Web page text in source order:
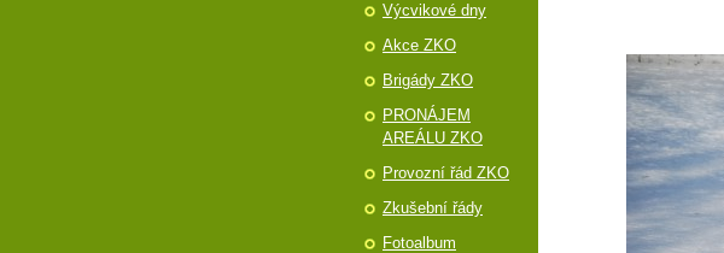
Výcvikové dny
Akce ZKO
Brigády ZKO
PRONÁJEM
AREÁLU ZKO
Provozní řád ZKO
Zkušební řády
Fotoalbum